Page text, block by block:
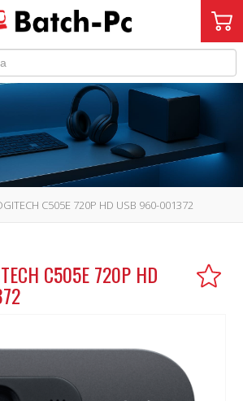
C505E 720P HD USB 960-001372
C505E 720P HD